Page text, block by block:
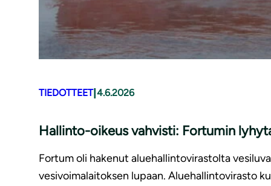
TIEDOTTEET|4.6.2026
Hallinto-oikeus vahvisti: Fortumin
Fortum oli hakenut aluehallintovirastolta
vesivoimalaitoksen lupaan. Aluehallintovirasto